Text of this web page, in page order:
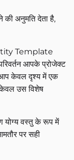
अनुमति देता है,
Template
आपके प्रोजेक्ट
आप केवल दृश्य में एक
केवल उस विशेष
योग्य वस्तु के रूप में
पर सही